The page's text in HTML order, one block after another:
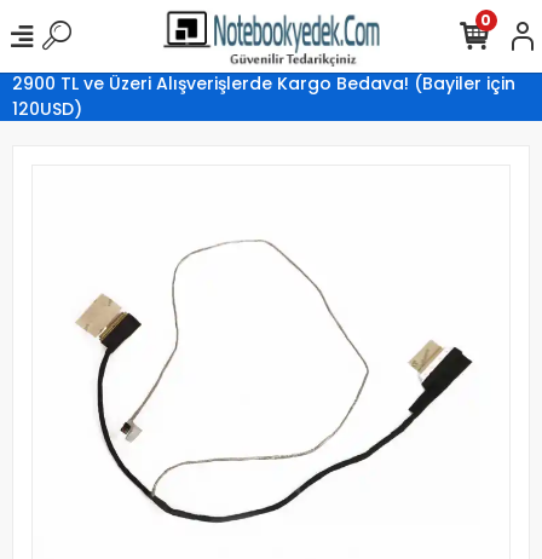
2900 TL ve Üzeri Alışverişlerde Kargo Bedava! (Bayiler için
120USD)
0